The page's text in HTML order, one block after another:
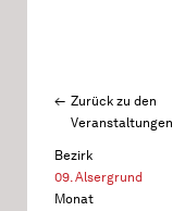
Zurück zu den
Veranstaltungen
Bezirk
09. Alsergrund
Monat